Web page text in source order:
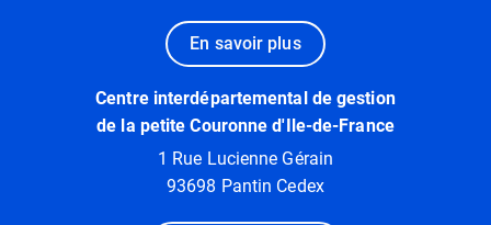
En savoir plus
Centre interdépartemental de gestion
de la petite Couronne d'Ile-de-France
1 Rue Lucienne Gérain
93698 Pantin Cedex